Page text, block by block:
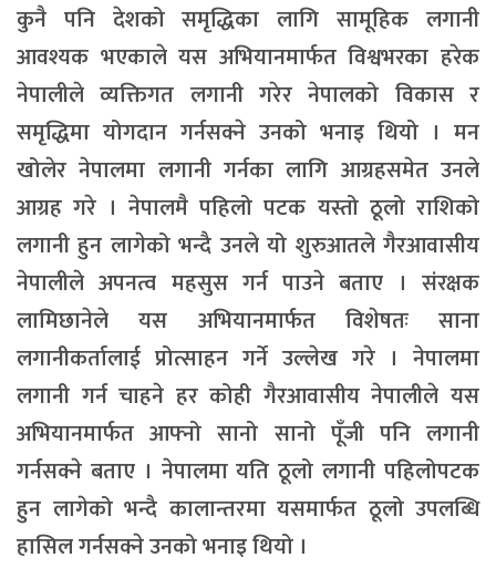
कुनै पनि देशको समृद्धिका लागि सामूहिक लगानी
आवश्यक भएकाले यस अभियानमार्फत विश्वभरका हरेक
नेपालीले व्यक्तिगत लगानी गरेर नेपालको विकास र
समृद्धिमा योगदान गर्नसक्ने उनको भनाइ थियो । मन
खोलेर नेपालमा लगानी गर्नका लागि आग्रहसमेत उनले
आग्रह गरे । नेपालमै पहिलो पटक यस्तो ठूलो राशिको
लगानी हुन लागेको भन्दै उनले यो शुरुआतले गैरआवासीय
नेपालीले अपनत्व महसुस गर्न पाउने बताए । संरक्षक
लामिछानेले यस अभियानमार्फत विशेषतः साना
लगानीकर्तालाई प्रोत्साहन गर्ने उल्लेख गरे । नेपालमा
लगानी गर्न चाहने हर कोही गैरआवासीय नेपालीले यस
अभियानमार्फत आफ्नो सानो सानो पूँजी पनि लगानी
गर्नसक्ने बताए । नेपालमा यति ठूलो लगानी पहिलोपटक
हुन लागेको भन्दै कालान्तरमा यसमार्फत ठूलो उपलब्धि
हासिल गर्नसक्ने उनको भनाइ थियो ।